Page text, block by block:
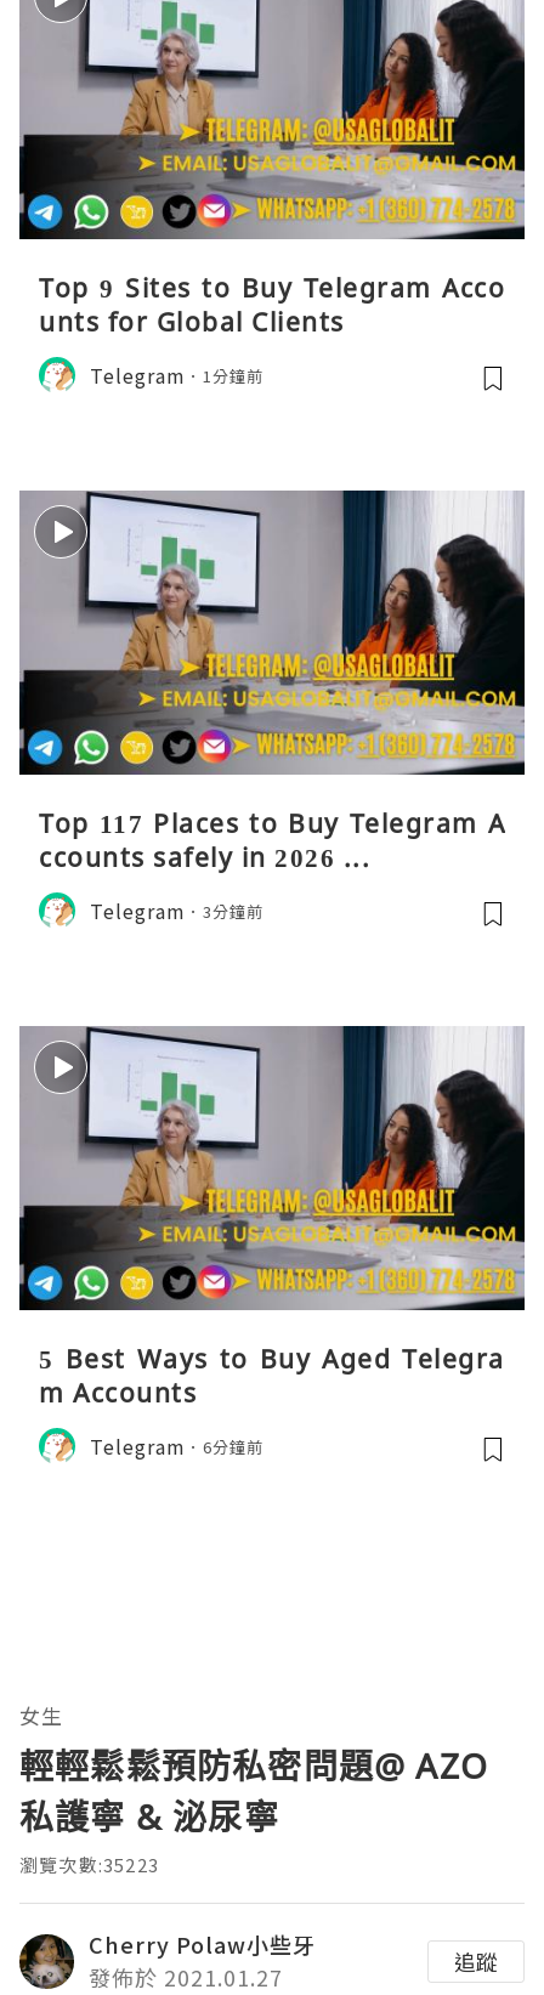
Top 9 Sites to Buy Telegram Acco
unts for Global Clients
Telegram 1分鐘前
Top 117 Places to Buy Telegram A
ccounts safely in 2026 ...
Telegram 3分鐘前
5 Best Ways to Buy Aged Telegra
m Accounts
Telegram 6分鐘前
女生
輕輕鬆鬆預防私密問題@ AZO
私護寧 & 泌尿寧
瀏覽次數:35223
Cherry Polaw小些牙
發佈於 2021.01.27
追蹤